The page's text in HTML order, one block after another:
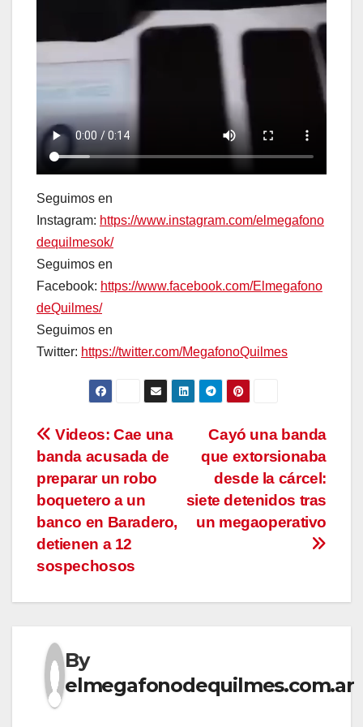
Seguimos en
Instagram: https://www.instagram.com/elmegafono
dequilmesok/
Seguimos en
Facebook: https://www.facebook.com/Elmegafono
deQuilmes/
Seguimos en
Twitter: https://twitter.com/MegafonoQuilmes
Navegación
de
entradas
Cayó una banda
que extorsionaba
desde la cárcel:
siete detenidos tras
un megaoperativo
Videos: Cae una
banda acusada de
preparar un robo
boquetero a un
banco en Baradero,
detienen a 12
sospechosos
By
elmegafonodequilmes.com.ar